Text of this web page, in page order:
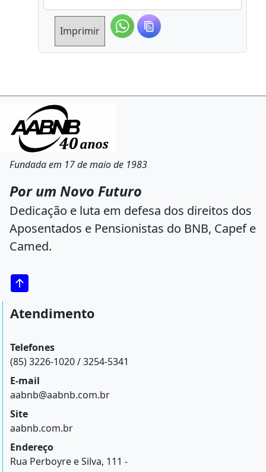
Imprimir
Fundada em 17 de maio de 1983
Por um Novo Futuro
Dedicação e luta em defesa dos direitos dos
Aposentados e Pensionistas do BNB, Capef e
Camed.
Atendimento
Telefones
(85) 3226-1020 / 3254-5341
E-mail
aabnb@aabnb.com.br
Site
aabnb.com.br
Endereço
Rua Perboyre e Silva, 111 -